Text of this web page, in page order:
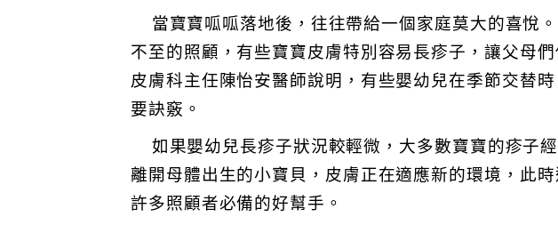
當寶寶呱呱落地後，往往帶給一個家庭莫大的喜悅
不至的照顧，有些寶寶皮膚特別容易長疹子，讓父母
皮膚科主任陳怡安醫師說明，有些嬰幼兒在季節交替
要訣竅。
如果嬰幼兒長疹子狀況較輕微，大多數寶寶的疹子
離開母體出生的小寶貝，皮膚正在適應新的環境，此
許多照顧者必備的好幫手。